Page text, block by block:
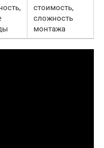
стоимость,
сложность
монтажа